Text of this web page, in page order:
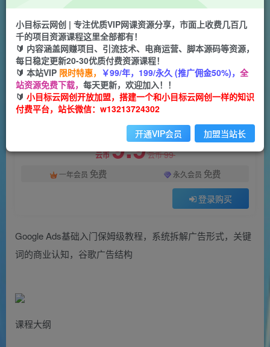
Google Ads基础入门保姆级教程，​系统拆解广告
形式，关键词的商业认知，谷歌广告结构
一个小目标云网创
2年前发布
关注 私信
1399 52
此内容为付费阅读，请付费后查看
云币9.9云币99
一年会员 免费 永久会员 免费
登录购买
付费阅读
Google Ads基础入门保姆级教程，​系统拆解广告形式，关键
词的商业认知，谷歌广告结构
课程大纲
小目标云网创 | 专注优质VIP网课资源分享，市面上收费几百几
千的项目资源课程这里全部都有！
🔰 内容涵盖网赚项目、引流技术、电商运营、脚本源码等资源，
每日稳定更新20-30优质付费资源课程！
🔰 本站VIP 限时特惠， ￥99/年，199/永久 (推广佣金50%)， 全
站资源免费下载， 每天更新，欢迎加入！！
🔰 小目标云网创开放加盟，搭建一个和小目标云网创一样的知识
付费平台，站长微信：w13213724302
开通VIP会员 加盟当站长